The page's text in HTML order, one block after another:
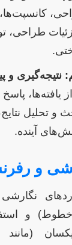
طراحی،
نتیجه‌گیری و
یافته‌ها،
و تحلیل
آینده.
و
خطوط) و